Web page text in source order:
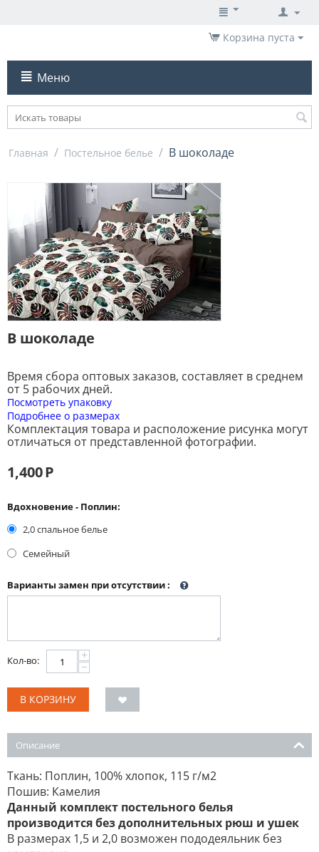
Корзина пуста
Меню
Главная / Постельное белье / В шоколаде
В шоколаде
Время сбора оптовых заказов, составляет в среднем
от 5 рабочих дней.
Посмотреть упаковку
Подробнее о размерах
Комплектация товара и расположение рисунка могут
отличаться от представленной фотографии.
1,400Р
Вдохновение - Поплин:
2,0 спальное белье
Семейный
Варианты замен при отсутствии:
Кол-во: +
−
В КОРЗИНУ
Описание
Ткань: Поплин, 100% хлопок, 115 г/м2
Пошив: Камелия
Данный комплект постельного белья
производится без дополнительных рюш и ушек
В размерах 1,5 и 2,0 возможен пододеяльник без